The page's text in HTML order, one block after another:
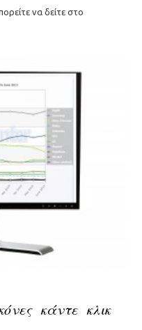
να δείτε στο
κάντε κλικ